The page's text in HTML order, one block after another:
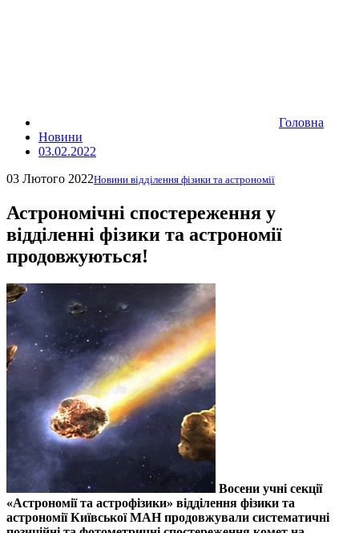
Головна
Новини
03.02.2022
03 Лютого 2022Новини відділення фізики та астрономії
Астрономічні спостереження у
відділенні фізики та астрономії
продовжуються!
Восени учні секції
«Астрономії та астрофізики» відділення фізики та
астрономії Київської МАН продовжували систематичні